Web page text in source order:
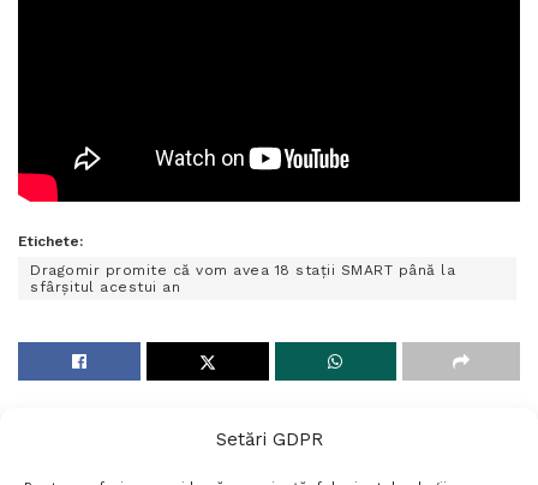
Setări GDPR
Etichete:
Dragomir promite că vom avea 18 stații SMART până la
sfârșitul acestui an